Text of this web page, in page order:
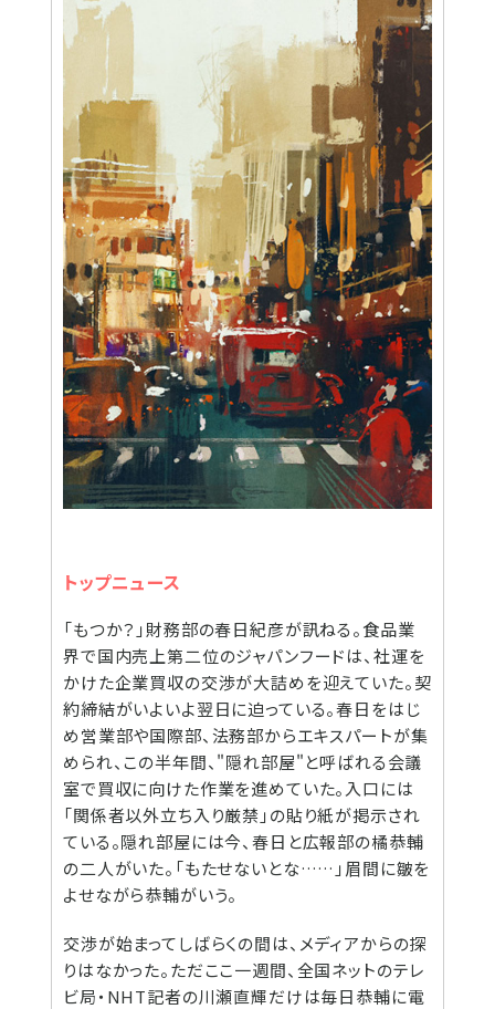
トップニュース
「もつか？」財務部の春日紀彦が訊ねる。食品業
界で国内売上第二位のジャパンフードは、社運を
かけた企業買収の交渉が大詰めを迎えていた。契
約締結がいよいよ翌日に迫っている。春日をはじ
め営業部や国際部、法務部からエキスパートが集
められ、この半年間、"隠れ部屋"と呼ばれる会議
室で買収に向けた作業を進めていた。入口には
「関係者以外立ち入り厳禁」の貼り紙が掲示され
ている。隠れ部屋には今、春日と広報部の橘恭輔
の二人がいた。「もたせないとな……」眉間に皺を
よせながら恭輔がいう。
交渉が始まってしばらくの間は、メディアからの探
りはなかった。ただここ一週間、全国ネットのテレ
ビ局・NHT記者の川瀬直輝だけは毎日恭輔に電